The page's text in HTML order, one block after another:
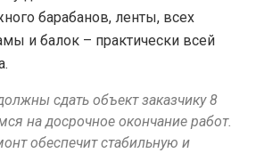
барабанов, ленты, всех
и балок – практически всей
сдать объект заказчику 8
на досрочное окончание работ.
обеспечит стабильную и